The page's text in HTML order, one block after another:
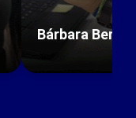
Bárbara